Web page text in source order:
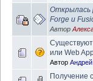
Открылась
Forge и
Автор
или Web
Автор
Получение